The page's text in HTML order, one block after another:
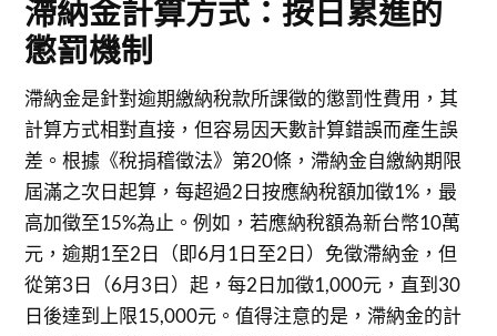
滯納金計算方式：按日累進的
懲罰機制
滯納金是針對逾期繳納稅款所課徵的懲罰性費用，其
計算方式相對直接，但容易因天數計算錯誤而產生誤
差。根據《稅捐稽徵法》第20條，滯納金自繳納期限
屆滿之次日起算，每超過2日按應納稅額加徵1%，最
高加徵至15%為止。例如，若應納稅額為新台幣10萬
元，逾期1至2日（即6月1日至2日）免徵滯納金，但
從第3日（6月3日）起，每2日加徵1,000元，直到30
日後達到上限15,000元。值得注意的是，滯納金的計